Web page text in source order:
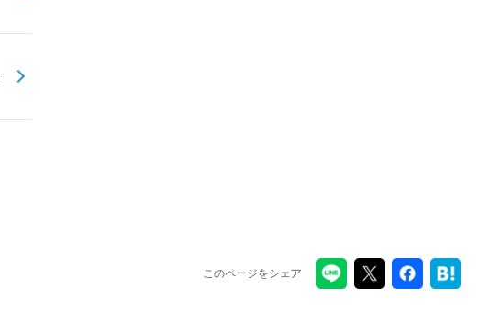
このページをシェア